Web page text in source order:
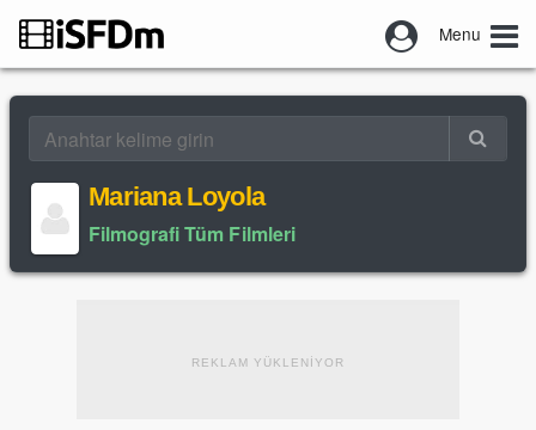
Menu
Mariana Loyola
Filmografi Tüm Filmleri
REKLAM YÜKLENİYOR